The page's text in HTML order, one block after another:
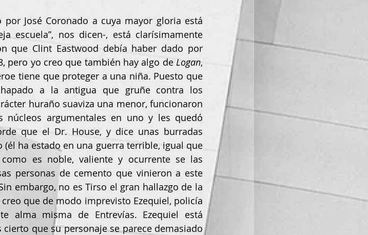
José Coronado a cuya mayor gloria está
escuela”, nos dicen-, está clarísimamente
que Clint Eastwood debía haber dado por
pero yo creo que también hay algo de Logan,
tiene que proteger a una niña. Puesto que
a la antigua que gruñe contra los
huraño suaviza una menor, funcionaron
argumentales en uno y les quedó
que el Dr. House, y dice unas burradas
ha estado en una guerra terrible, igual que
es noble, valiente y ocurrente se las
personas de cemento que vinieron a este
embargo, no es Tirso el gran hallazgo de la
que de modo imprevisto Ezequiel, policía
alma misma de Entrevías. Ezequiel está
que su personaje se parece demasiado